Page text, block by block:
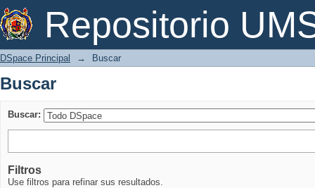
Repositorio
Buscar
DSpace Principal → Buscar
Buscar
Buscar:
Filtros
Use filtros para refinar sus resultados.